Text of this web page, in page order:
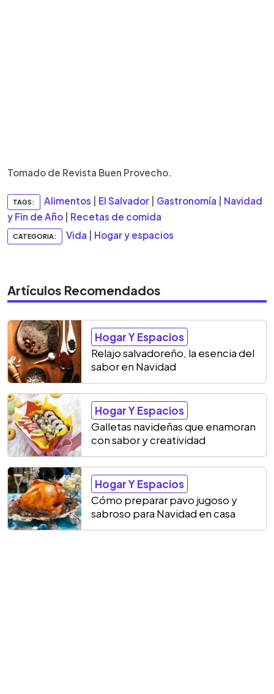
Tomado de Revista Buen Provecho.
TAGS: Alimentos El Salvador Gastronomía
Navidad
y Fin de Año
Recetas de comida
CATEGORIA: Vida Hogar y espacios
Artículos Recomendados
Hogar Y Espacios
Relajo salvadoreño, la esencia del
sabor en Navidad
Hogar Y Espacios
Galletas navideñas que enamoran
con sabor y creatividad
Hogar Y Espacios
Cómo preparar pavo jugoso y
sabroso para Navidad en casa